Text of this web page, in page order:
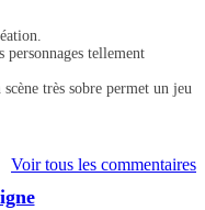
tellement
très sobre permet un jeu
Voir tous les commentaires